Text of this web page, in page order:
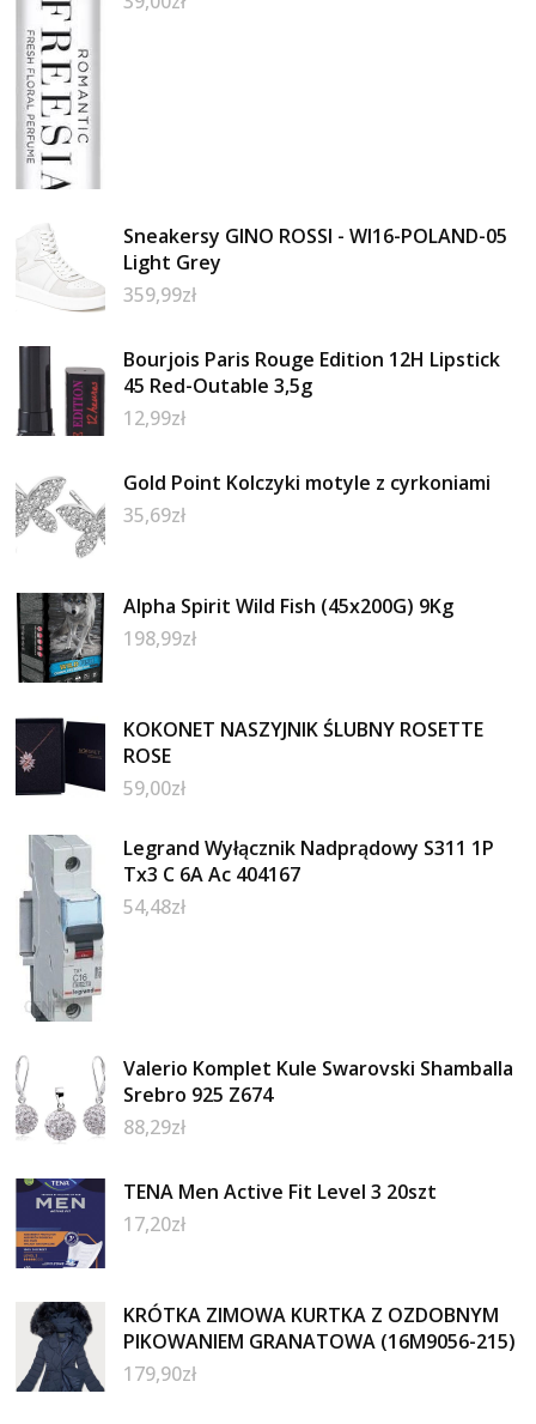
Sneakersy GINO ROSSI - WI16-POLAND-05
Light Grey
359,99zł
Bourjois Paris Rouge Edition 12H Lipstick
45 Red-Outable 3,5g
12,99zł
Gold Point Kolczyki motyle z cyrkoniami
35,69zł
Alpha Spirit Wild Fish (45x200G) 9Kg
198,99zł
KOKONET NASZYJNIK ŚLUBNY ROSETTE
ROSE
59,00zł
Legrand Wyłącznik Nadprądowy S311 1P
Tx3 C 6A Ac 404167
54,48zł
Valerio Komplet Kule Swarovski Shamballa
Srebro 925 Z674
88,29zł
TENA Men Active Fit Level 3 20szt
17,20zł
KRÓTKA ZIMOWA KURTKA Z OZDOBNYM
PIKOWANIEM GRANATOWA (16M9056-215)
179,90zł